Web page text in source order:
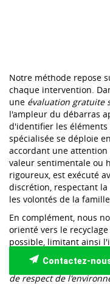
Notre méthode repose
chaque intervention.
une évaluation gratuite
l'ampleur du débarras
d'identifier les
spécialisée se déploie
accordant une
valeur sentimentale ou
rigoureux, est exécuté
discrétion, respectant
les volontés de la famille.
En complément, nous
orienté vers le
possible, limitant ainsi
débarras après décès
simple nettoyage,
de respect de
Contactez-